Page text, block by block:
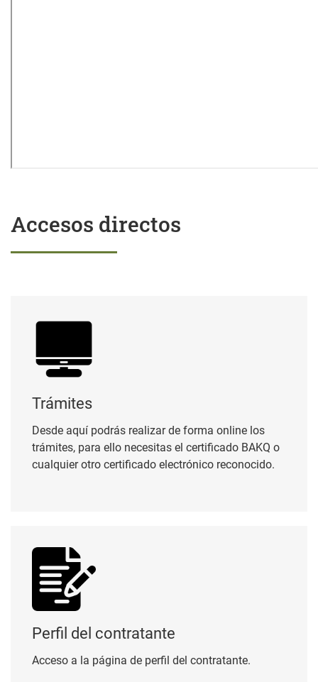
Accesos directos
Trámites
Desde aquí podrás realizar de forma online los
trámites, para ello necesitas el certificado BAKQ o
cualquier otro certificado electrónico reconocido.
Perfil del contratante
Acceso a la página de perfil del contratante.